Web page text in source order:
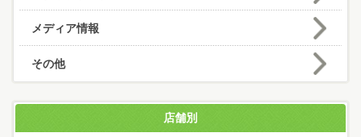
メディア情報
その他
店舗別